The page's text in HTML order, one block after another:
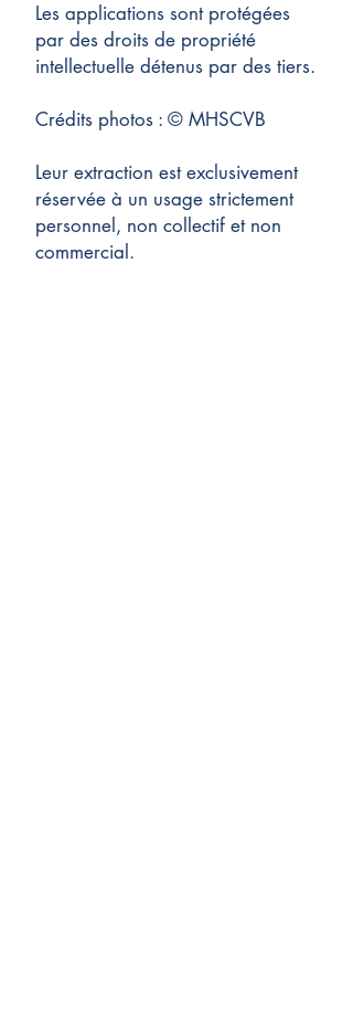
Les applications sont protégées
par des droits de propriété
intellectuelle détenus par des tiers.
Crédits photos : © MHSCVB
Leur extraction est exclusivement
réservée à un usage strictement
personnel, non collectif et non
commercial.